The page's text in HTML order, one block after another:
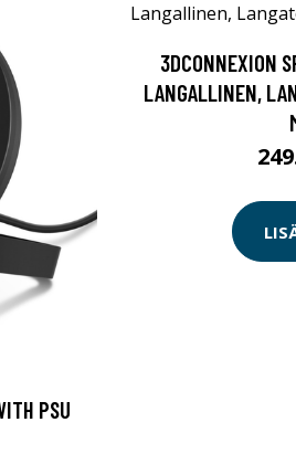
PSU
3DCONNEXION
LANGALLINEN,